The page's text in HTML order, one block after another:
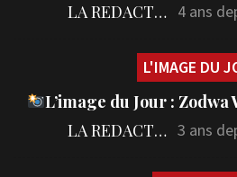
LA REDACTION 4 ans
L'IMAGE DU
L’image du Jour :
LA REDACTION 3 ans